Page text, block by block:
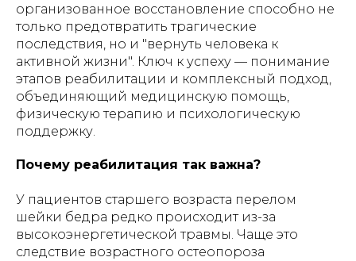
организованное восстановление способно не
только предотвратить трагические
последствия, но и "вернуть человека к
активной жизни". Ключ к успеху — понимание
этапов реабилитации и комплексный подход,
объединяющий медицинскую помощь,
физическую терапию и психологическую
поддержку.
Почему реабилитация так важна?
У пациентов старшего возраста перелом
шейки бедра редко происходит из-за
высокоэнергетической травмы. Чаще это
следствие возрастного остеопороза